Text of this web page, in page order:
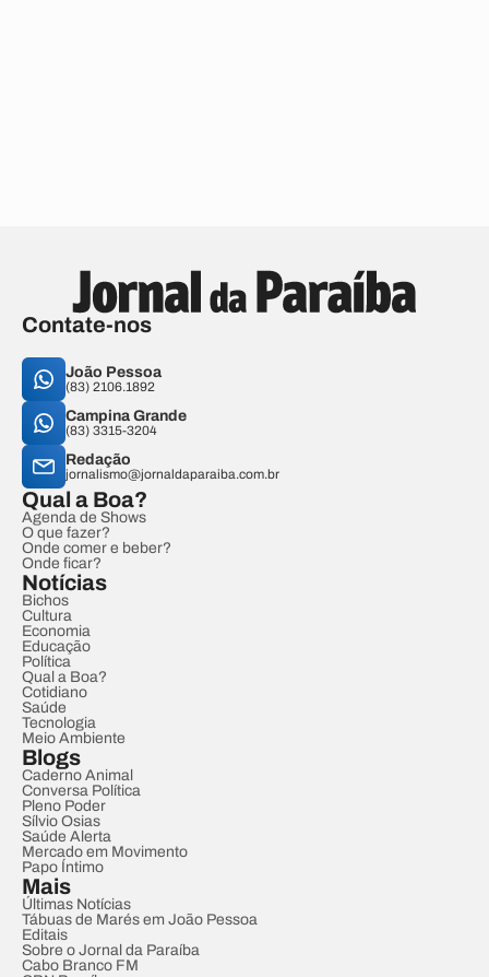
Contate-nos
João Pessoa
(83) 2106.1892
Campina Grande
(83) 3315-3204
Redação
jornalismo@jornaldaparaiba.com.br
Qual a Boa?
Agenda de Shows
O que fazer?
Onde comer e beber?
Onde ficar?
Notícias
Bichos
Cultura
Economia
Educação
Política
Qual a Boa?
Cotidiano
Saúde
Tecnologia
Meio Ambiente
Blogs
Caderno Animal
Conversa Política
Pleno Poder
Sílvio Osias
Saúde Alerta
Mercado em Movimento
Papo Íntimo
Mais
Últimas Notícias
Tábuas de Marés em João Pessoa
Editais
Sobre o Jornal da Paraíba
Cabo Branco FM